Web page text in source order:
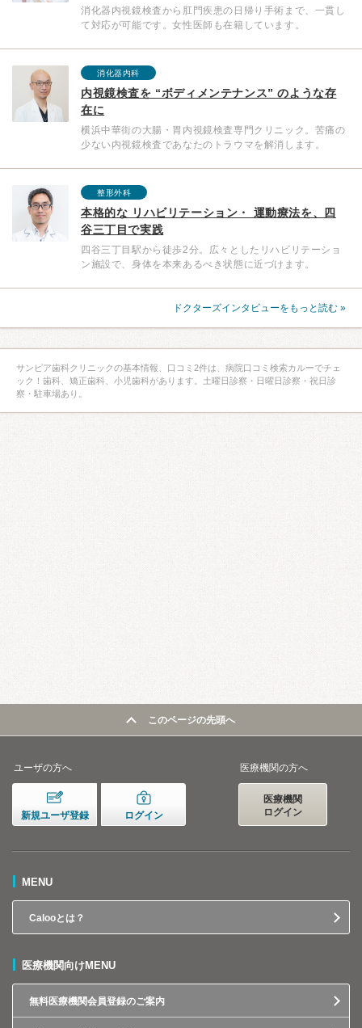
消化器内視鏡検査から肛門疾患の日帰り手術まで、一貫し
て対応が可能です。女性医師も在籍しています。
消化器内科
内視鏡検査を “ボディメンテナンス” のような存
在に
横浜中華街の大腸・胃内視鏡検査専門クリニック。苦痛の
少ない内視鏡検査であなたのトラウマを解消します。
整形外科
本格的な リハビリテーション・ 運動療法を、四
谷三丁目で実践
四谷三丁目駅から徒歩2分。広々としたリハビリテーショ
ン施設で、身体を本来あるべき状態に近づけます。
ドクターズインタビューをもっと読む »
サンピア歯科クリニックの基本情報、口コミ2件は、病院口コミ検索カルーでチェ
ック！歯科、矯正歯科、小児歯科があります。土曜日診察・日曜日診察・祝日診
察・駐車場あり。
このページの先頭へ
ユーザの方へ
新規ユーザ登録 ログイン
医療機関の方へ
医療機関
ログイン
MENU
Calooとは？
医療機関向けMENU
無料医療機関会員登録のご案内